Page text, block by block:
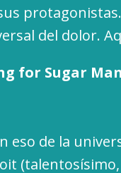
del dolor.
for Sugar
eso de la